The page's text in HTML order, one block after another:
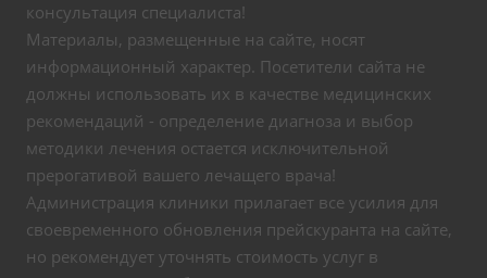
консультация специалиста!
Материалы, размещенные на сайте, носят
информационный характер. Посетители сайта не
должны использовать их в качестве медицинских
рекомендаций - определение диагноза и выбор
методики лечения остается исключительной
прерогативой вашего лечащего врача!
Администрация клиники прилагает все усилия для
своевременного обновления прейскуранта на сайте,
но рекомендует уточнять стоимость услуг в